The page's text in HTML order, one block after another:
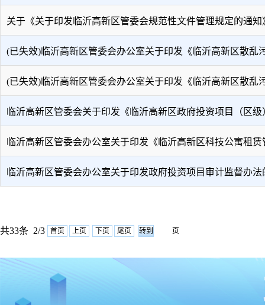
关于《关于印发临沂高新区管委会规范性文件管理规定的通
(已失效)临沂高新区管委会办公室关于印发《临沂高新区散乱
(已失效)临沂高新区管委会办公室关于印发《临沂高新区散乱
临沂高新区管委会关于印发《临沂高新区政府投资项目（区
临沂高新区管委会办公室关于印发《临沂高新区科技公寓租
临沂高新区管委会办公室关于印发政府投资项目审计监督办法
共33条 2/3 首页 上页 下页 尾页 页